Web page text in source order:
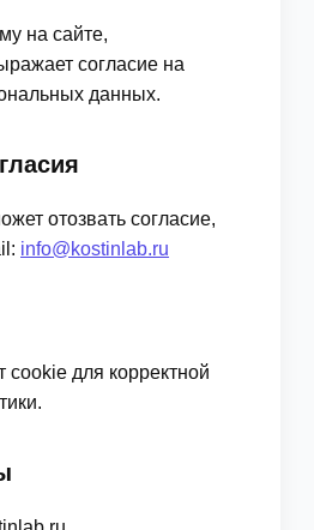
на сайте,
согласие на
данных.
отозвать согласие,
info@kostinlab.ru
cookie для корректной